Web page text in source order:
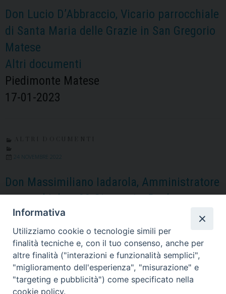
Don Lucio D’Abbraccio, Vicario parrocchiale
di Santa Maria delle Grazie in San Gregorio
Matese
Altri documenti
Piedimonte Matese
17-01-2023
24 NOVEMBRE 2022
Don Massimiliano Iadarola, Amministratore
parrocchiale a SS.Giovanni e Paolo
Altri documenti
Piedimonte Matese
24-11-2022
Informativa
Utilizziamo cookie o tecnologie simili per
finalità tecniche e, con il tuo consenso, anche per
altre finalità ("interazioni e funzionalità semplici",
"miglioramento dell'esperienza", "misurazione" e
"targeting e pubblicità") come specificato nella
cookie policy.